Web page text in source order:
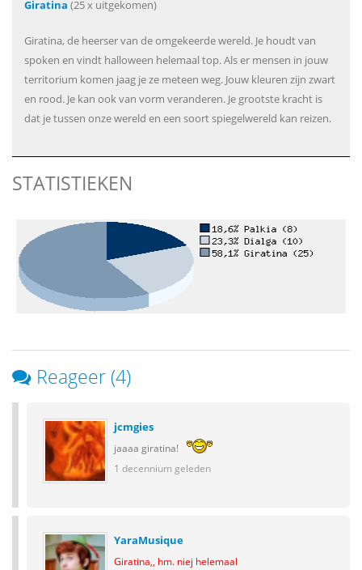
Giratina (25 x uitgekomen)
Giratina, de heerser van de omgekeerde wereld. Je houdt van
spoken en vindt halloween helemaal top. Als er mensen in jouw
territorium komen jaag je ze meteen weg. Jouw kleuren zijn zwart
en rood. Je kan ook van vorm veranderen. Je grootste kracht is
dat je tussen onze wereld en een soort spiegelwereld kan reizen.
STATISTIEKEN
Reageer (4)
jcmgies
jaaaa giratina!
1 decennium geleden
YaraMusique
Giratina,, hm. niej helemaal